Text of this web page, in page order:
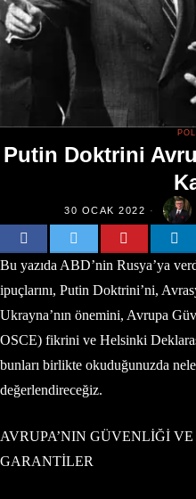
Putin Doktrini
30 OCAK 2022
Bu yazıda ABD’nin Rusya’ya
ipuçlarını, Putin Doktrini’ni,
Ukrayna’nın önemini, Avrupa
OSCE) fikrini ve Helsinki
bunları birlikte okuduğunuzda
değerlendireceğiz.
AVRUPA’NIN GÜVENLİĞİ
GARANTİLER